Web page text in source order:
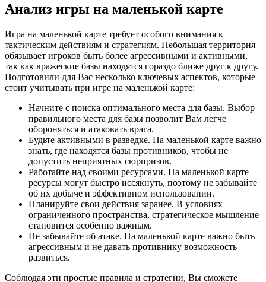
Анализ игры на маленькой карте
Игра на маленькой карте требует особого внимания к
тактическим действиям и стратегиям. Небольшая территория
обязывает игроков быть более агрессивными и активными,
так как вражеские базы находятся гораздо ближе друг к другу.
Подготовили для Вас несколько ключевых аспектов, которые
стоит учитывать при игре на маленькой карте:
Начните с поиска оптимального места для базы. Выбор
правильного места для базы позволит Вам легче
обороняться и атаковать врага.
Будьте активными в разведке. На маленькой карте важно
знать, где находятся базы противников, чтобы не
допустить неприятных сюрпризов.
Работайте над своими ресурсами. На маленькой карте
ресурсы могут быстро иссякнуть, поэтому не забывайте
об их добыче и эффективном использовании.
Планируйте свои действия заранее. В условиях
ограниченного пространства, стратегическое мышление
становится особенно важным.
Не забывайте об атаке. На маленькой карте важно быть
агрессивным и не давать противнику возможность
развиться.
Соблюдая эти простые правила и стратегии, Вы сможете